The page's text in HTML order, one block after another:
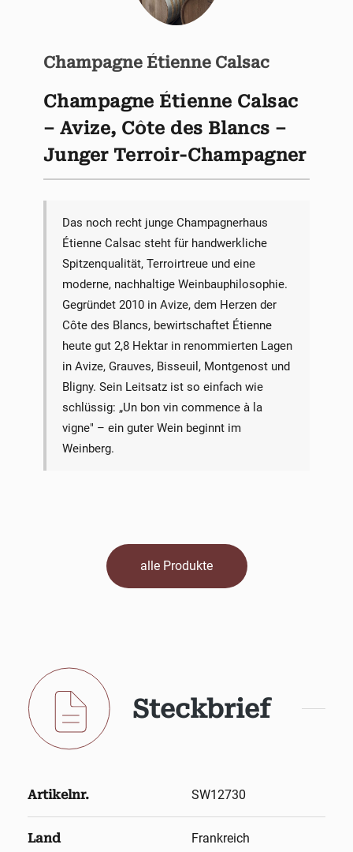
Champagne Étienne Calsac
Champagne Étienne Calsac
– Avize, Côte des Blancs –
Junger Terroir-Champagner
Das noch recht junge Champagnerhaus
Étienne Calsac steht für handwerkliche
Spitzenqualität, Terroirtreue und eine
moderne, nachhaltige Weinbauphilosophie.
Gegründet 2010 in Avize, dem Herzen der
Côte des Blancs, bewirtschaftet Étienne
heute gut 2,8 Hektar in renommierten Lagen
in Avize, Grauves, Bisseuil, Montgenost und
Bligny. Sein Leitsatz ist so einfach wie
schlüssig: „Un bon vin commence à la
vigne" – ein guter Wein beginnt im
Weinberg.
alle Produkte
Steckbrief
Artikelnr. SW12730
Land Frankreich